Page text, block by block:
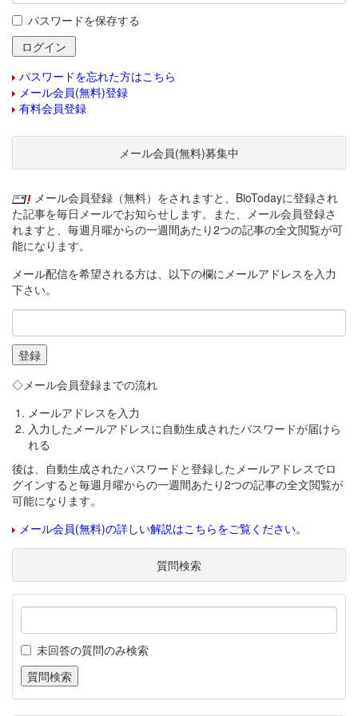
パスワードを保存する
パスワードを忘れた方はこちら
メール会員(無料)登録
有料会員登録
メール会員(無料)募集中
メール会員登録（無料）をされますと、BioTodayに登録され
た記事を毎日メールでお知らせします。また、メール会員登録さ
れますと、毎週月曜からの一週間あたり2つの記事の全文閲覧が可
能になります。
メール配信を希望される方は、以下の欄にメールアドレスを入力
下さい。
◇メール会員登録までの流れ
メールアドレスを入力
入力したメールアドレスに自動生成されたパスワードが届けら
れる
後は、自動生成されたパスワードと登録したメールアドレスでロ
グインすると毎週月曜からの一週間あたり2つの記事の全文閲覧が
可能になります。
メール会員(無料)の詳しい解説はこちらをご覧ください。
質問検索
未回答の質問のみ検索